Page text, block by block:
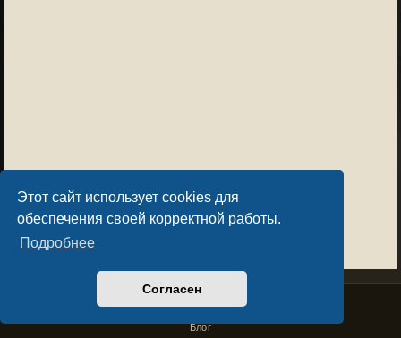
Этот сайт использует cookies для
обеспечения своей корректной работы.
Подробнее
Согласен
Privacy PolicyLicense Agreement
Copyright © Sacralium Games 2023-
Блог